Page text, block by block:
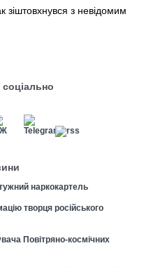
зіштовхнувся з невідомим
соціально
наркокартель
творця російського
Повітряно-космічних